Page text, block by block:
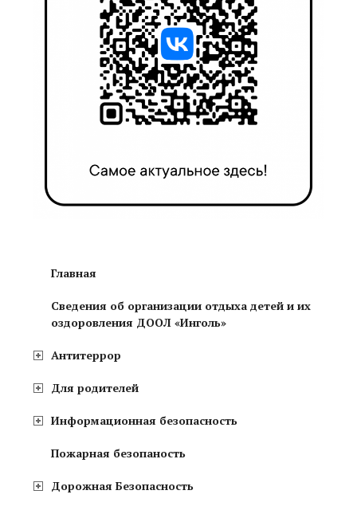
Главная
Сведения об организации отдыха детей и их
оздоровления ДООЛ «Инголь»
Антитеррор
Для родителей
Информационная безопасность
Пожарная безопаность
Дорожная Безопасность